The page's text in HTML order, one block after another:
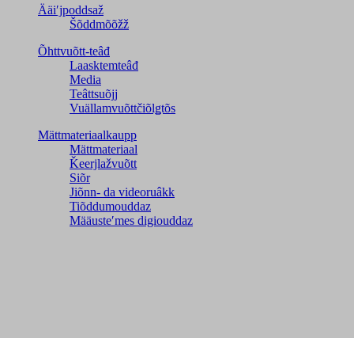
Ääiʹjpoddsaž
Šõddmõõžž
Õhttvuõtt-teâđ
Laasktemteâđ
Media
Teâttsuõjj
Vuällamvuõttčiõlǥtõs
Mättmateriaalkaupp
Mättmateriaal
Ǩeerjlažvuõtt
Siõr
Jiõnn- da videoruâkk
Tiõddumouddaz
Määusteʹmes digiouddaz